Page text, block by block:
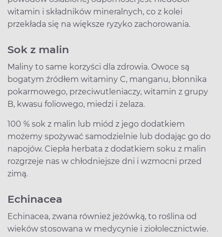
witamin i składników mineralnych, co z kolei
przekłada się na większe ryzyko zachorowania.
Sok z malin
Maliny to same korzyści dla zdrowia. Owoce są
bogatym źródłem witaminy C, manganu, błonnika
pokarmowego, przeciwutleniaczy, witamin z grupy
B, kwasu foliowego, miedzi i żelaza.
100 % sok z malin lub miód z jego dodatkiem
możemy spożywać samodzielnie lub dodając go do
napojów. Ciepła herbata z dodatkiem soku z malin
rozgrzeje nas w chłodniejsze dni i wzmocni przed
zimą.
Echinacea
Echinacea, zwana również jeżówką, to roślina od
wieków stosowana w medycynie i ziołolecznictwie.